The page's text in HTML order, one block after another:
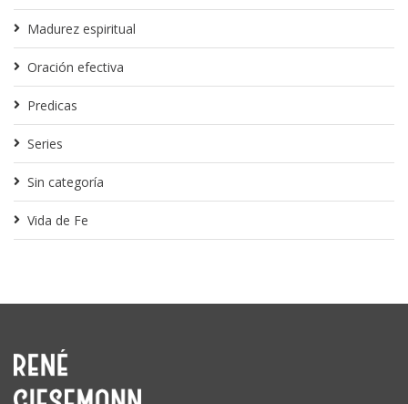
Madurez espiritual
Oración efectiva
Predicas
Series
Sin categoría
Vida de Fe